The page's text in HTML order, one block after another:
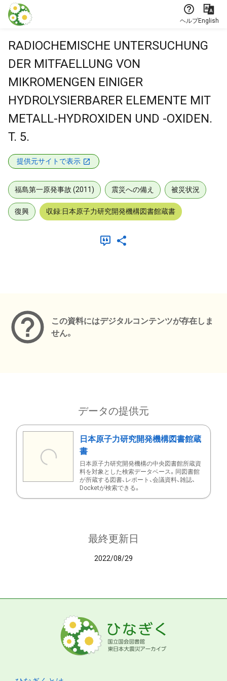
本文に飛ぶ
ヘルプEnglish
RADIOCHEMISCHE UNTERSUCHUNG
DER MITFAELLUNG VON
MIKROMENGEN EINIGER
HYDROLYSIERBARER ELEMENTE MIT
METALL-HYDROXIDEN UND -OXIDEN.
T. 5.
提供元サイトで表示
福島第一原発事故 (2011) 震災への備え 被災状況
復興 収録:日本原子力研究開発機構図書館蔵書
この資料にはデジタルコンテンツが存在しま
せん。
データの提供元
日本原子力研究開発機構図書館蔵
書
日本原子力研究開発機構の中央図書館所蔵資
料を対象とした検索データベース。同図書館
が所蔵する図書、レポート、会議資料、雑誌、
Docketが検索できる。
最終更新日
2022/08/29